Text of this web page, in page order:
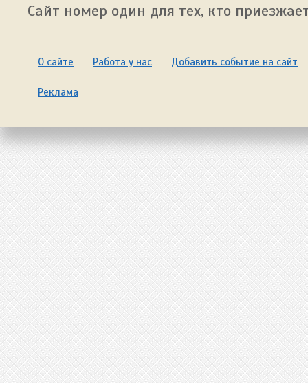
Сайт номер один для тех, кто
О сайте Работа у нас Добавить событие на сайт
Реклама